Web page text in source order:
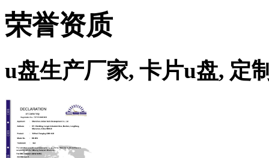
荣誉资质
u盘生产厂家, 卡片u盘, 定